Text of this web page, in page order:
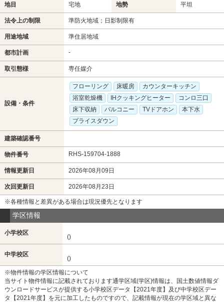
地目 宅地 地勢 平坦
法令上の制限 準防火地域；日影制限有
用途地域 準住居地域
都市計画 -
取引態様 専任媒介
設備・条件
フローリング 床暖房
カウンターキッチン
浴室乾燥機
IHクッキングヒーター
コンロ三口
床下収納
バルコニー TVドアホン
本下水
プライスダウン
建築確認番号
物件番号 RHS-159704-1888
情報更新日 2026年08月09日
次回更新日 2026年08月23日
※各種情報と差異がある場合は現況優先となります
学区情報
小学校区
()
中学校区
()
※物件情報の学区情報について
当サイト物件情報に記載されております通学区域(学区)情報は、国土数値情報ダ
ウンロードサービスが提供する小学校区データ【2021年度】及び中学校区デー
タ【2021年度】を元に加工したものですので、記載情報が現在の学区域と異な